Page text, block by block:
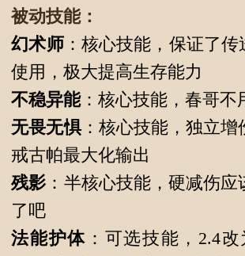
被动技能：
幻术师：核心技能，保证了传
使用，极大提高生存能力
不稳异能：核心技能，春哥不
无畏无惧：核心技能，独立增
戒古帕最大化输出
残影 ：半核心技能，硬减伤
了吧
法能护体 ：可选技能，2.4